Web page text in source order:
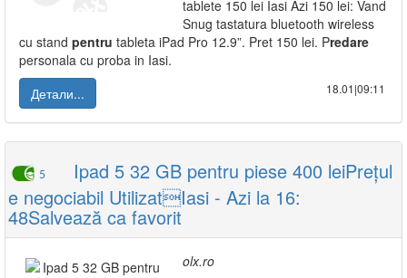
tablete 150 lei Iasi Azi 150 lei: Vand
Snug tastatura bluetooth wireless
cu stand pentru tableta iPad Pro 12.9”. Pret 150 lei. Predare
personala cu proba in Iasi.
Детали...
18.01|09:11
5
Ipad 5 32 GB pentru piese 400 leiPrețul
e negociabil UtilizatIasi - Azi la 16:
48Salvează ca favorit
olx.ro